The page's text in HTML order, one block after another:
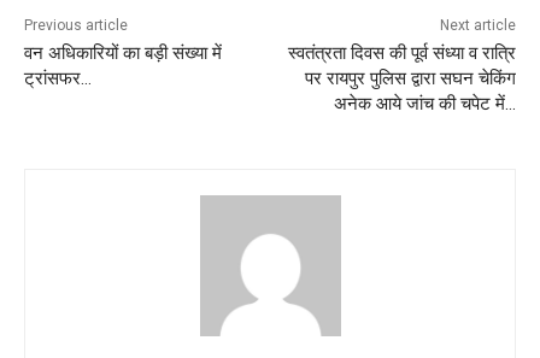
Previous article
वन अधिकारियों का बड़ी संख्या में
ट्रांसफर…
Next article
स्वतंत्रता दिवस की पूर्व संध्या व रात्रि
पर रायपुर पुलिस द्वारा सघन चेकिंग
अनेक आये जांच की चपेट में…